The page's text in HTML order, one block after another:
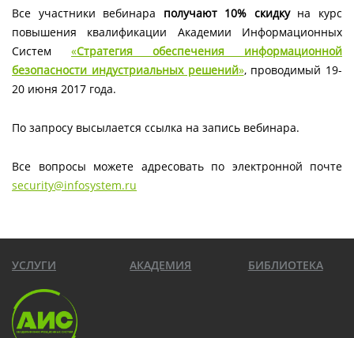
Все участники вебинара получают 10% скидкуна курс
повышения квалификации Академии Информационных
Систем «Стратегия обеспечения информационной
безопасности индустриальных решений», проводимый 19-
20 июня 2017 года.
По запросу высылается ссылка на запись вебинара.
Все вопросы можете адресовать по электронной почте
security@infosystem.ru
УСЛУГИ АКАДЕМИЯ БИБЛИОТЕКА